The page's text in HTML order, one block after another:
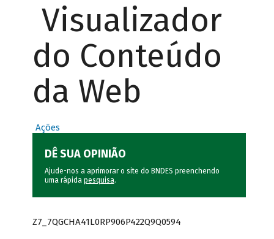
Visualizador
do Conteúdo
da Web
Ações
DÊ SUA OPINIÃO
Ajude-nos a aprimorar o site do BNDES preenchendo
uma rápida pesquisa.
Z7_7QGCHA41L0RP906P422Q9Q0594